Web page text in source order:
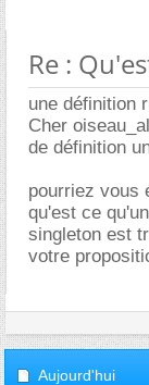
Re :
une définition
Cher
de définition
pourriez vous
qu'est ce
singleton est
votre
Aujourd'hui